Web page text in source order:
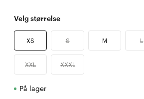
Velg størrelse
XS S M L
XXL XXXL
På lager